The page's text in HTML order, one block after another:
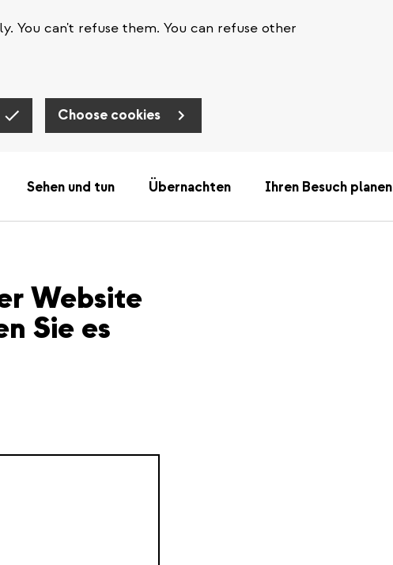
You can't refuse them. You can refuse other
Choose cookies
Sehen und tun Übernachten Ihren Besuch planen
Website
Sie es